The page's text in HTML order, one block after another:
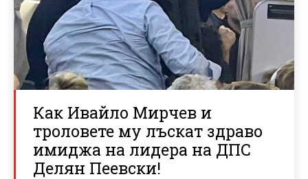
Как Ивайло Мирчев и
троловете му лъскат здраво
имиджа на лидера на ДПС
Делян Пеевски!